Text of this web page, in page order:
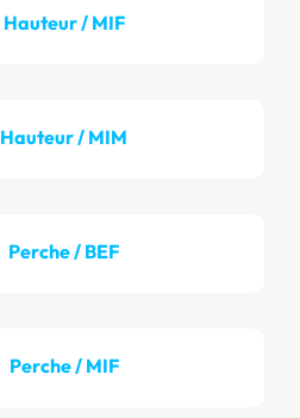
Hauteur / MIF
Hauteur / MIM
Perche / BEF
Perche / MIF